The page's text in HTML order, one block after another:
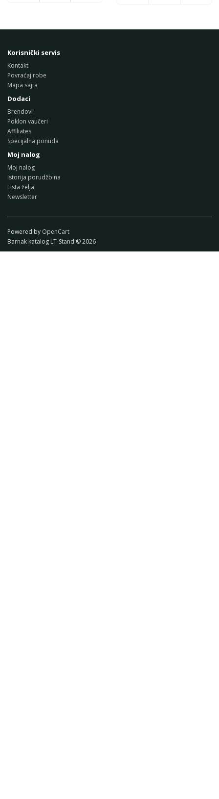
Korisnički servis
Kontakt
Povraćaj robe
Mapa sajta
Dodaci
Brendovi
Poklon vaučeri
Affiliates
Specijalna ponuda
Moj nalog
Moj nalog
Istorija porudžbina
Lista želja
Newsletter
Powered by OpenCart
Barnak katalog LT-Stand © 2026